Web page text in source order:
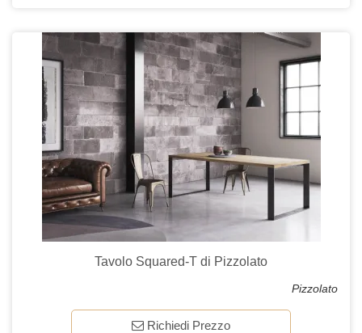
Tavolo Squared-T di Pizzolato
Pizzolato
Richiedi Prezzo